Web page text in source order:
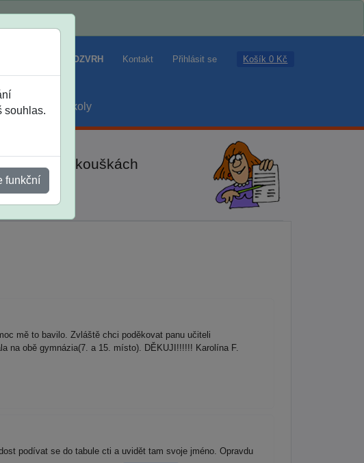
ROZVRH Kontakt Přihlásit se Košík 0 Kč
prázdniny školy
zkouškách
souhlas.
funkční
mě to bavilo. Zvláště chci poděkovat panu učiteli
na obě gymnázia(7. a 15. místo). DĚKUJI!!!!!! Karolína F.
podívat se do tabule cti a uvidět tam svoje jméno. Opravdu